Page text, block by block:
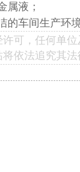
属液；
的车间生产环
可，任何单
依法追究其